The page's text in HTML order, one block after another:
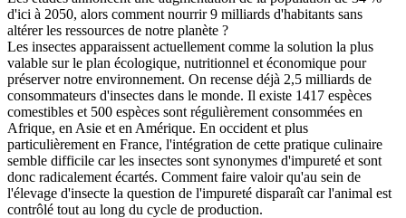
d'ici à 2050, alors comment nourrir 9 milliards d'habitants sans
altérer les ressources de notre planète ?
Les insectes apparaissent actuellement comme la solution la plus
valable sur le plan écologique, nutritionnel et économique pour
préserver notre environnement. On recense déjà 2,5 milliards de
consommateurs d'insectes dans le monde. Il existe 1417 espèces
comestibles et 500 espèces sont régulièrement consommées en
Afrique, en Asie et en Amérique. En occident et plus
particulièrement en France, l'intégration de cette pratique culinaire
semble difficile car les insectes sont synonymes d'impureté et sont
donc radicalement écartés. Comment faire valoir qu'au sein de
l'élevage d'insecte la question de l'impureté disparaît car l'animal est
contrôlé tout au long du cycle de production.